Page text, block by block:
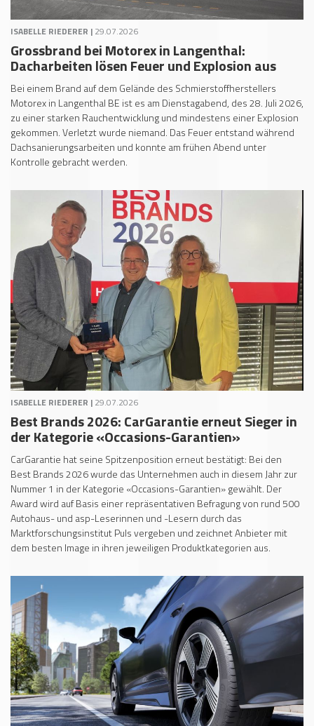
ISABELLE RIEDERER | 29.07.2026
Grossbrand bei Motorex in Langenthal:
Dacharbeiten lösen Feuer und Explosion aus
Bei einem Brand auf dem Gelände des Schmierstoffherstellers
Motorex in Langenthal BE ist es am Dienstagabend, des 28. Juli 2026,
zu einer starken Rauchentwicklung und mindestens einer Explosion
gekommen. Verletzt wurde niemand. Das Feuer entstand während
Dachsanierungsarbeiten und konnte am frühen Abend unter
Kontrolle gebracht werden.
ISABELLE RIEDERER | 29.07.2026
Best Brands 2026: CarGarantie erneut Sieger in
der Kategorie «Occasions-Garantien»
CarGarantie hat seine Spitzenposition erneut bestätigt: Bei den
Best Brands 2026 wurde das Unternehmen auch in diesem Jahr zur
Nummer 1 in der Kategorie «Occasions-Garantien» gewählt. Der
Award wird auf Basis einer repräsentativen Befragung von rund 500
Autohaus- und asp-Leserinnen und -Lesern durch das
Marktforschungsinstitut Puls vergeben und zeichnet Anbieter mit
dem besten Image in ihren jeweiligen Produktkategorien aus.